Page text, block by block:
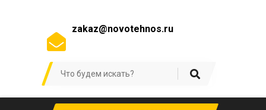
zakaz@novotehnos.ru